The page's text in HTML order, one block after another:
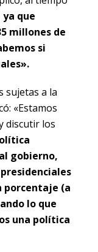
ya que
millones de
si
sujetas a la
«Estamos
discutir los
gobierno,
porcentaje (a
lo que
una política